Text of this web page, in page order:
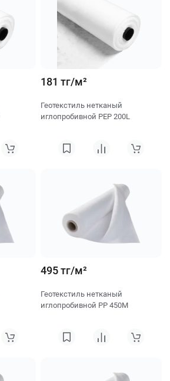
181 тг/м²
Геотекстиль нетканый
иглопробивной PEP 200L
495 тг/м²
Геотекстиль нетканый
иглопробивной PP 450M